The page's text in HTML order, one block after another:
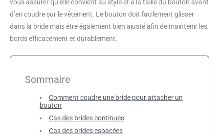
vous assurer qu’elle convient au style et à la taille du bouton avant
d’en coudre sur le vêtement. Le bouton doit facilement glisser
dans la bride mais être également bien ajusté afin de maintenir les
bords efficacement et durablement.
Sommaire
Comment coudre une bride pour attacher un
bouton
Cas des brides continues
Cas des brides espacées